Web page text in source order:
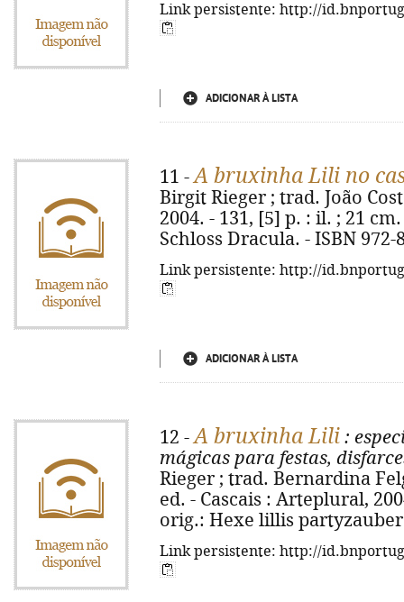
Link persistente: http://
ADICIONAR À LISTA
11 -A bruxinha Lili no
Birgit Rieger ; trad. João
2004. - 131, [5] p. : il. ; 21
Schloss Dracula. - ISBN 972-
Link persistente: http://
ADICIONAR À LISTA
12 -A bruxinha Lili :
mágicas para festas,
Rieger ; trad. Bernardina
ed. - Cascais : Arteplural,
orig.: Hexe lillis partyzauber.
Link persistente: http://